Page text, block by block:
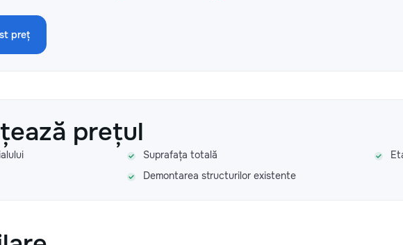
preț
prețul
Suprafața totală
Demontarea structurilor existente